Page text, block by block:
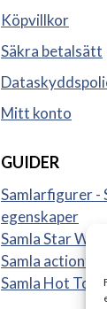
Köpvillkor
Säkra betalsätt
Mitt konto
GUIDER
Samlarfigurer -
egenskaper
Samla Star
Samla
Samla Hot Toys